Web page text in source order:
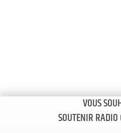
VOUS
SOUTENIR RADIO